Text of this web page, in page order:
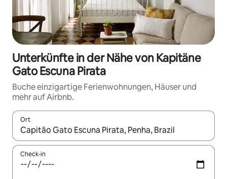
Unterkünfte in der Nähe von Kapitäne
Gato Escuna Pirata
Buche einzigartige Ferienwohnungen, Häuser und
mehr auf Airbnb.
Ort
Wenn Ergebnisse verfügbar sind, navigiere mit den
Check-in